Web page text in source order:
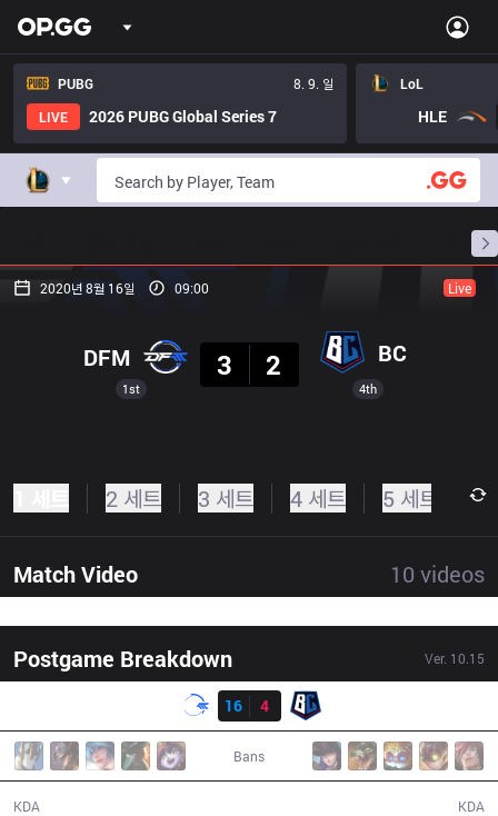
PUBG
8. 9. 일
LIVE
2026 PUBG Global Series 7
LoL
HLE
프로빌
2020년 8월 16일 09:00 Live
1st
DFM
3
2 BC
4th
2 세트 3 세트 4 세트 5 세트
Match Video 10 videos
Postgame Breakdown Ver. 10.15
16
4
Bans
KDA KDA